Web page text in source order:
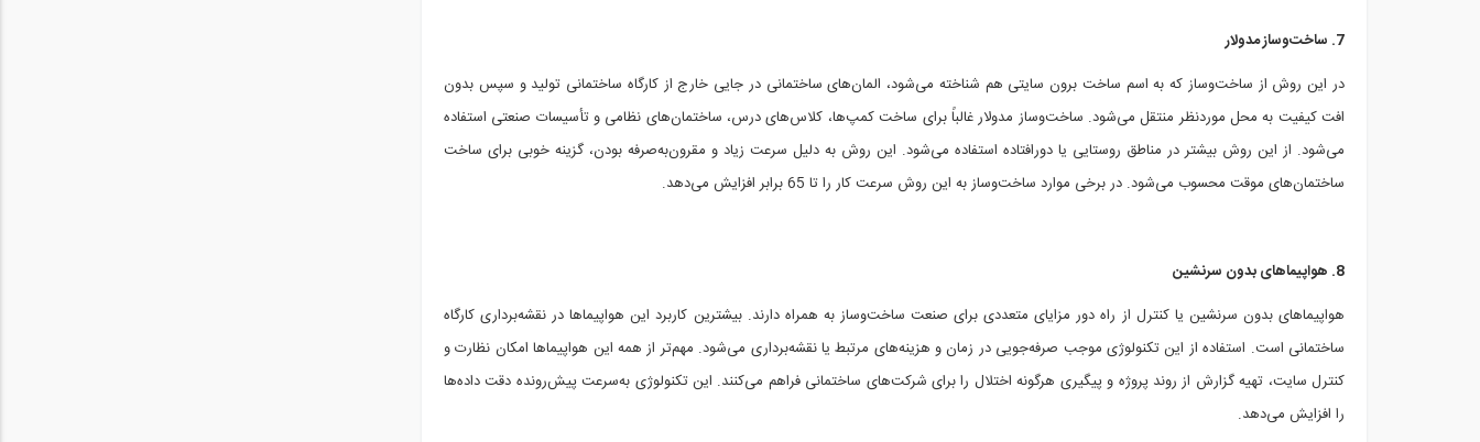
7. ساخت‌وساز مدولار
در این روش از ساخت‌وساز که به اسم ساخت برون سایتی هم شناخته می‌شود، المان‌های ساختمانی در جایی خارج از کارگاه ساختمانی تولید و سپس بدون
افت کیفیت به محل موردنظر منتقل می‌شود. ساخت‌وساز مدولار غالباً برای ساخت کمپ‌ها، کلاس‌های درس، ساختمان‌های نظامی و تأسیسات صنعتی استفاده
می‌شود. از این روش بیشتر در مناطق روستایی یا دورافتاده استفاده می‌شود. این روش به دلیل سرعت زیاد و مقرون‌به‌صرفه بودن، گزینه خوبی برای ساخت
ساختمان‌های موقت محسوب می‌شود. در برخی موارد ساخت‌وساز به این روش سرعت کار را تا 65 برابر افزایش می‌دهد.
8. هواپیماهای بدون سرنشین
هواپیماهای بدون سرنشین یا کنترل از راه دور مزایای متعددی برای صنعت ساخت‌وساز به همراه دارند. بیشترین کاربرد این هواپیماها در نقشه‌برداری کارگاه
ساختمانی است. استفاده از این تکنولوژی موجب صرفه‌جویی در زمان و هزینه‌های مرتبط یا نقشه‌برداری می‌شود. مهم‌تر از همه این هواپیماها امکان نظارت و
کنترل سایت، تهیه گزارش از روند پروژه و پیگیری هرگونه اختلال را برای شرکت‌های ساختمانی فراهم می‌کنند. این تکنولوژی به‌سرعت پیش‌رونده دقت داده‌ها
را افزایش می‌دهد.